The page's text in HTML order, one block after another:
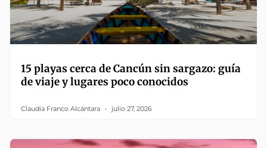
15 playas cerca de Cancún sin sargazo: guía
de viaje y lugares poco conocidos
Claudia Franco Alcántara julio 27, 2026